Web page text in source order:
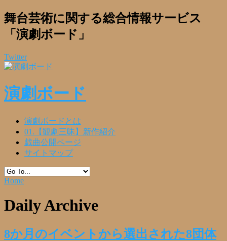
舞台芸術に関する総合情報サービス
「演劇ボード」
Twitter
演劇ボード
演劇ボードとは
01.【観劇三昧】新作紹介
戯曲公開ページ
サイトマップ
Home
Daily Archive
8か月のイベントから選出された8団体